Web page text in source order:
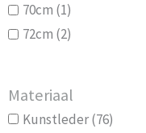
70cm (1)
72cm (2)
Materiaal
Kunstleder(76)